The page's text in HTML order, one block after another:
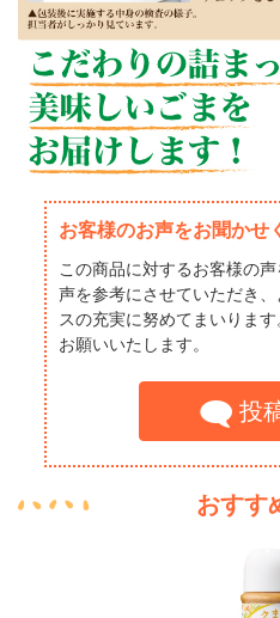
お客様のお声をお聞かせ
この商品に対するお客様の
声を参考にさせていただき
スの充実に努めてまいりま
お願いいたします。
投
おすす